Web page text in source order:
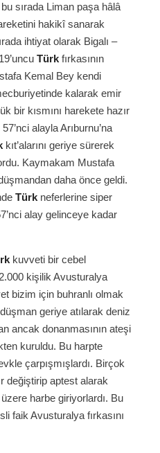
sırada Liman paşa hâlâ
hakikî sanarak
ihtiyat olarak Bigalı –
Türk fırkasının
Kemal Bey kendi
kalarak emir
bir kısmını harekete hazır
alayla Arıburnu’na
kıt’alarını geriye sürerek
Kaymakam Mustafa
daha önce geldi.
Türk neferlerine siper
alay gelinceye kadar
kuvveti bir cebel
kişilik Avusturalya
bizim için buhranlı olmak
geriye atılarak deniz
ancak donanmasının ateşi
kuruldu. Bu harpte
çarpışmışlardı. Birçok
değiştirip aptest alarak
harbe giriyorlardı. Bu
faik Avusturalya fırkasını